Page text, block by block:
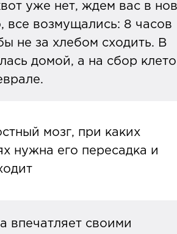
уже нет, ждем вас в
все возмущались: 8 часов
не за хлебом сходить. В
домой, а на сбор
мозг, при каких
нужна его пересадка и
относитсяк системе
впечатляет своими